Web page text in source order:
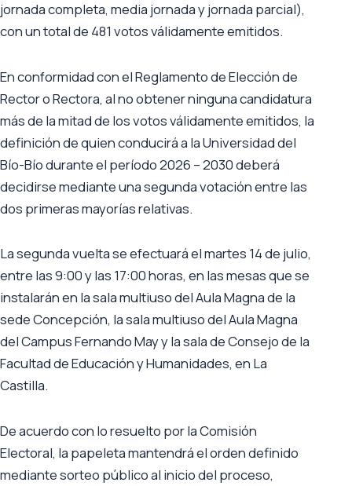
jornada completa, media jornada y jornada parcial),
con un total de 481 votos válidamente emitidos.
En conformidad con el Reglamento de Elección de
Rector o Rectora, al no obtener ninguna candidatura
más de la mitad de los votos válidamente emitidos, la
definición de quien conducirá a la Universidad del
Bío-Bío durante el período 2026 – 2030 deberá
decidirse mediante una segunda votación entre las
dos primeras mayorías relativas.
La segunda vuelta se efectuará el martes 14 de julio,
entre las 9:00 y las 17:00 horas, en las mesas que se
instalarán en la sala multiuso del Aula Magna de la
sede Concepción, la sala multiuso del Aula Magna
del Campus Fernando May y la sala de Consejo de la
Facultad de Educación y Humanidades, en La
Castilla.
De acuerdo con lo resuelto por la Comisión
Electoral, la papeleta mantendrá el orden definido
mediante sorteo público al inicio del proceso,